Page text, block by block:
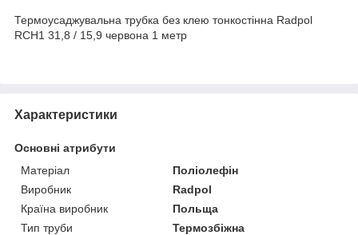
Термоусаджувальна трубка без клею тонкостінна Radpol
RCH1 31,8 / 15,9 червона 1 метр
Характеристики
Основні атрибути
Матеріал
Поліолефін
Виробник
Radpol
Країна виробник
Польща
Тип труби
Термозбіжна